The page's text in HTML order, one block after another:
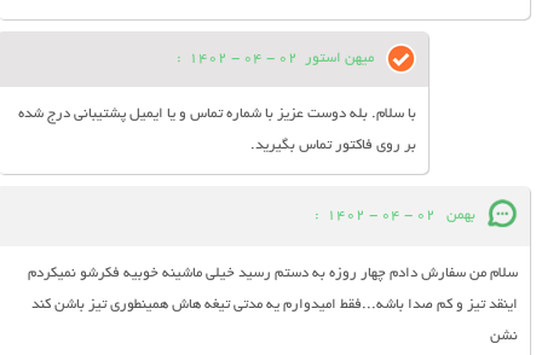
میهن استور 02 - 04 - 1402
:
با سلام. بله دوست عزیز با شماره تماس و یا ایمیل پشتیبانی درج شده
بر روی فاکتور تماس بگیرید.
بهمن 02 - 04 - 1402
:
سلام من سفارش دادم چهار روزه به دستم رسید خیلی ماشینه خوبیه فکرشو نمیکردم
اینقد تیز و کم صدا باشه...فقط امیدوارم یه مدتی تیغه هاش همینطوری تیز باشن کند
نشن